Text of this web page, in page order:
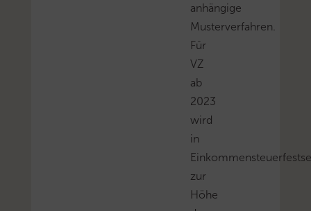
anhängige
Musterverfahren.
Für
VZ
ab
2023
wird
in
zur
Höhe